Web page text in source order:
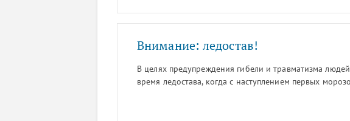
Внимание: ледостав!
В целях предупреждения гибели и травматизма
время ледостава, когда с наступлением первых